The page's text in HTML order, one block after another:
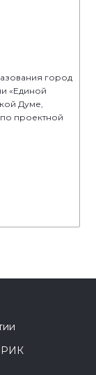
город
«Единой
Думе,
проектной
РИК